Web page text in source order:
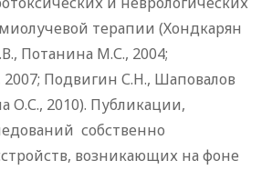
терапии (Хондкарян
Потанина М.С., 2004;
Подвигин С.Н., Шаповалов
О.С., 2010). Публикации,
собственно
возникающих на фоне